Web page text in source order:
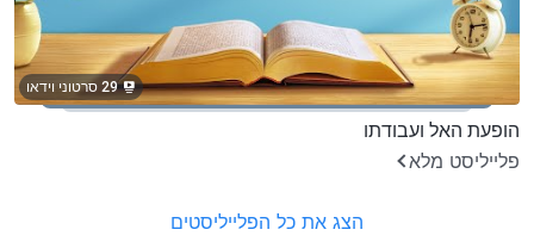
29 סרטוני וידאו
הופעת האל ועבודתו
פלייליסט מלא
הצג את כל הפלייליסטים